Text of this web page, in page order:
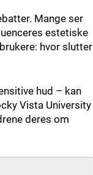
Mange ser
estetiske
hvor slutter
hud – kan
Vista University
deres om